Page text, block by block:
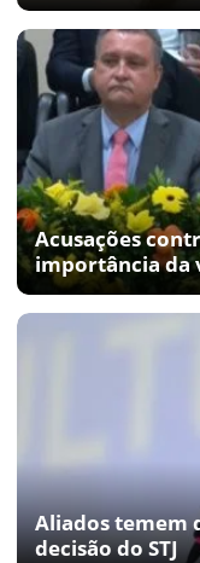
Acusações
importância da
Aliados temem
decisão do STJ